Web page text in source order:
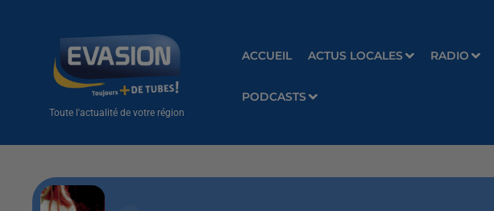
Toute l'actualité de votre région
ACCUEIL ACTUS LOCALES RADIO
PODCASTS